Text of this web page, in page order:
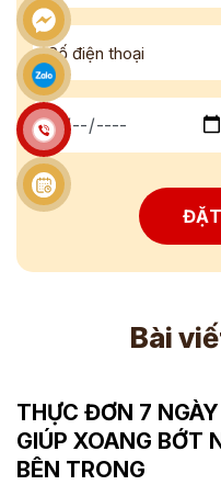
ĐẶT
Bài
THỰC ĐƠN 7
GIÚP XOANG BỚT
BÊN TRONG